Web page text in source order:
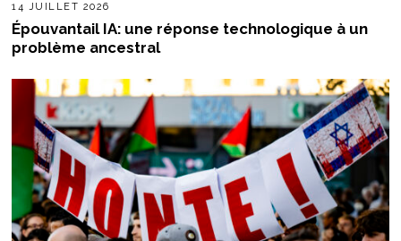
14 JUILLET 2026
Épouvantail IA: une réponse technologique à un
problème ancestral